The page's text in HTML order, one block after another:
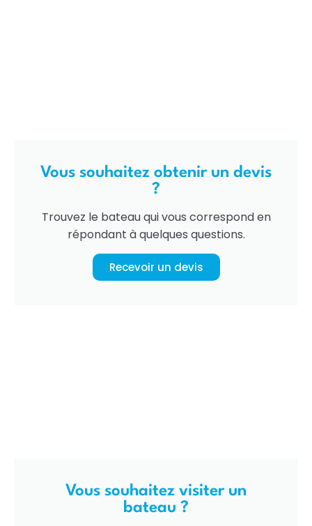
Vous souhaitez obtenir un devis
?
Trouvez le bateau qui vous correspond en
répondant à quelques questions.
Recevoir un devis
Vous souhaitez visiter un
bateau ?